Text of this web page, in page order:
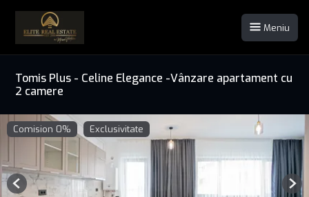
Meniu
Tomis Plus - Celine Elegance -Vânzare apartament cu
2 camere
Comision 0% Exclusivitate
Previous